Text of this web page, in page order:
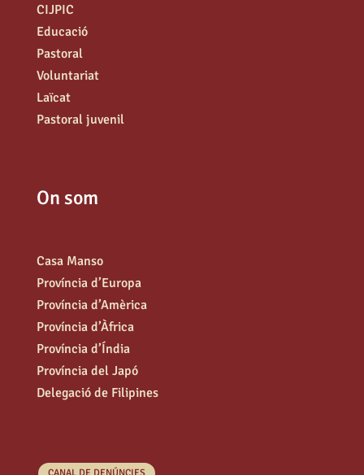
CIJPIC
Educació
Pastoral
Voluntariat
Laïcat
Pastoral juvenil
On som
Casa Manso
Província d’Europa
Província d’Amèrica
Província d’Àfrica
Província d’Índia
Província del Japó
Delegació de Filipines